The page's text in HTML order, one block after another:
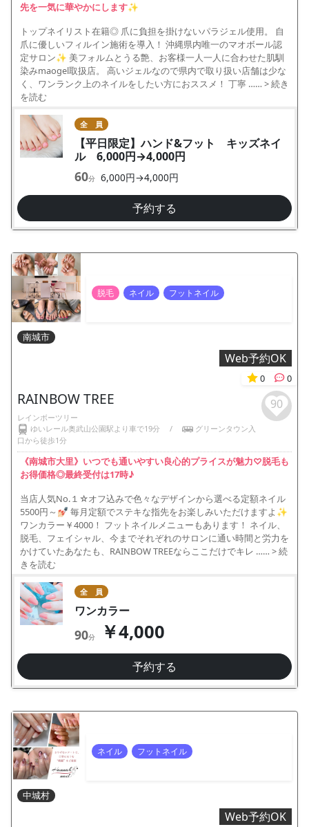
先を一気に華やかにします✨
トップネイリスト在籍◎ 爪に負担を掛けないパラジェル使用。 自
爪に優しいフィルイン施術を導入！ 沖縄県内唯一のマオボール認
定サロン✨ 美フォルムとうる艶、お客様一人一人に合わせた肌馴
染みmaogel取扱店。 高いジェルなので県内で取り扱い店舗は少な
く、ワンランク上のネイルをしたい方におススメ！ 丁寧 …… > 続き
を読む
全 員
【平日限定】ハンド&フット キッズネイ
ル 6,000円→4,000円
60分 6,000円→4,000円
予約する
Web予約OK
脱毛 ネイル フットネイル
南城市
0 0
RAINBOW TREE
レインボーツリー
ゆいレール奥武山公園駅より車で19分
/
グリーンタウン入
口から徒歩1分
90
《南城市大里》いつでも通いやすい良心的プライスが魅力♡脱毛も
お得価格◎最終受付は17時♪
当店人気No.１☆オフ込みで色々なデザインから選べる定額ネイル
5500円～💅🏻 毎月定額でステキな指先をお楽しみいただけますよ✨
ワンカラー￥4000！ フットネイルメニューもあります！ ネイル、
脱毛、フェイシャル、今までそれぞれのサロンに通い時間と労力を
かけていたあなたも、RAINBOW TREEならここだけでキレ …… > 続
きを読む
全 員
ワンカラー
90分 ￥4,000
予約する
Web予約OK
ネイル フットネイル
中城村